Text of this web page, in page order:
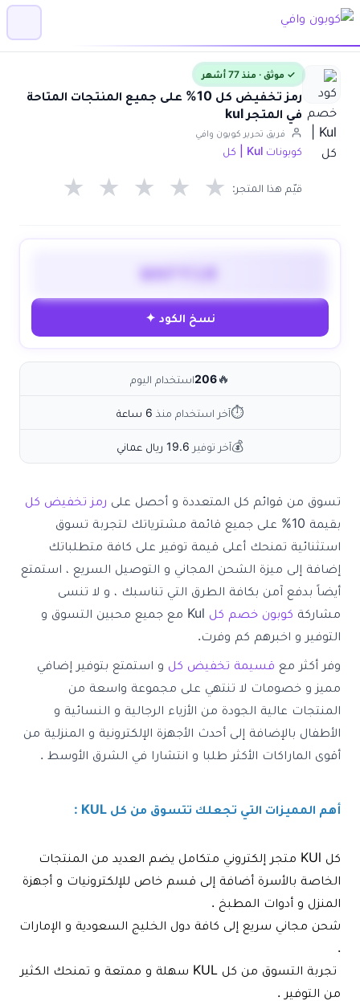
✓ موثق · منذ 77 أشهر
رمز تخفيض كل 10% على جميع المنتجات المتاحة
في المتجر kul
فريق تحرير كوبون وافي
كوبونات Kul | كل
قيّم هذا المتجر: ★ ★ ★ ★ ★
WAFY10
نسخ الكود ✦
🔥
206استخدام اليوم
⏱آخر استخدام منذ 6 ساعة
💰آخر توفير 19.6 ريال عماني
تسوق من قوائم كل المتعددة و أحصل على رمز تخفيض كل
بقيمة 10% على جميع قائمة مشترياتك لتجربة تسوق
استثنائية تمنحك أعلى قيمة توفير على كافة متطلباتك
إضافة إلى ميزة الشحن المجاني و التوصيل السريع ، استمتع
أيضاً بدفع آمن بكافة الطرق التي تناسبك ، و لا تنسى
مشاركة كوبون خصم كل Kul مع جميع محبين التسوق و
التوفير و اخبرهم كم وفرت.
وفر أكثر مع قسيمة تخفيض كل و استمتع بتوفير إضافي
مميز و خصومات لا تنتهي على مجموعة واسعة من
المنتجات عالية الجودة من الأزياء الرجالية و النسائية و
الأطفال بالإضافة إلى أحدث الأجهزة الإلكترونية و المنزلية من
أقوى الماراكات الأكثر طلبا و انتشارا في الشرق الأوسط .
أهم المميزات التي تجعلك تتسوق من كل KUL :
كل KUl
متجر إلكتروني متكامل يضم العديد من المنتجات
الخاصة بالأسرة أضافة إلى قسم خاص للإلكترونيات و أجهزة
المنزل و أدوات المطبخ .
شحن مجاني سريع إلى كافة دول الخليج السعودية و الإمارات
.
تجربة التسوق من كل KUL
سهلة و ممتعة و تمنحك الكثير
من التوفير .